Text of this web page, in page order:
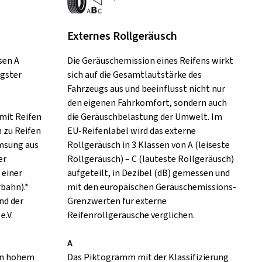
A
Reifen
zu Reifen
aus
der
hohem
Externes Rollgeräusch
Die Geräuschemission eines Reifens wirkt
sich auf die Gesamtlautstärke des
Fahrzeugs aus und beeinflusst nicht nur
den eigenen Fahrkomfort, sondern auch
die Geräuschbelastung der Umwelt. Im
EU-Reifenlabel wird das externe
Rollgeräusch in 3 Klassen von A (leiseste
Rollgeräusch) – C (lauteste Rollgeräusch)
aufgeteilt, in Dezibel (dB) gemessen und
mit den europäischen Geräuschemissions-
Grenzwerten für externe
Reifenrollgeräusche verglichen.
A
Das Piktogramm mit der Klassifizierung